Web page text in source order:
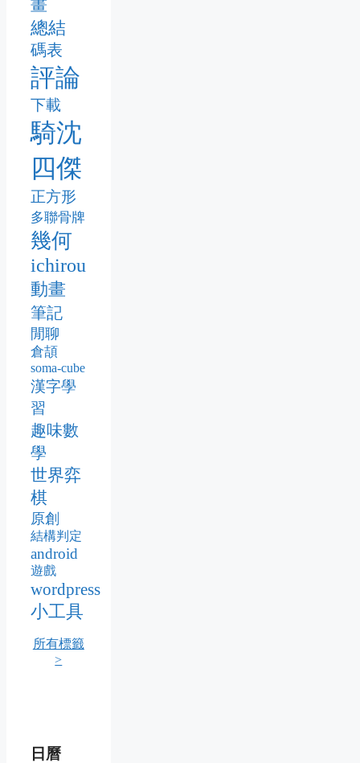
畫
總結
碼表
評論
下載
騎沈
四傑
正方形
多聯骨牌
幾何
ichirou
動畫
筆記
閒聊
倉頡
soma-cube
漢字學
習
趣味數
學
世界弈
棋
原創
結構判定
android
遊戲
wordpress
小工具
所有標籤
>
日曆